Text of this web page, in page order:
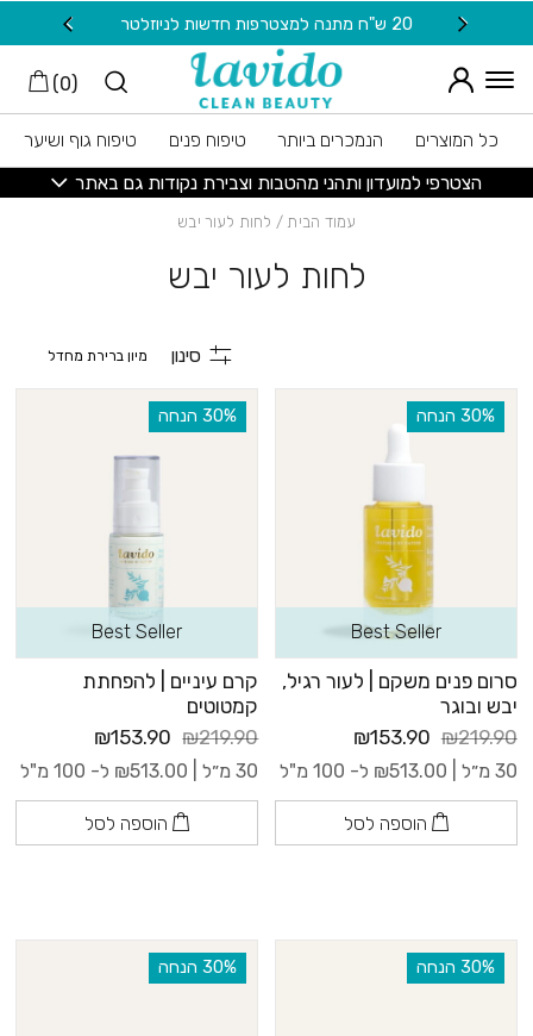
Skip to Content
20 ש"ח מתנה למצטרפות חדשות לניוזלטר
(
0
)
כל המוצרים הנמכרים ביותר טיפוח פנים
טיפוח גוף ושיער
הצטרפי למועדון ותהני מהטבות וצבירת נקודות גם באתר
עמוד הבית / לחות לעור יבש
לחות לעור יבש
סינון
‫30% הנחה
Best Seller
סרום פנים משקם | לעור רגיל,
יבש ובוגר
₪219.90
₪153.90
30 מ״ל | ₪513.00 ל- 100 מ"ל
הוספה לסל
‫30% הנחה
Best Seller
קרם עיניים | להפחתת
קמטוטים
₪219.90
₪153.90
30 מ״ל | ₪513.00 ל- 100 מ"ל
הוספה לסל
‫30% הנחה ‫30% הנחה
בחזרה למעלה